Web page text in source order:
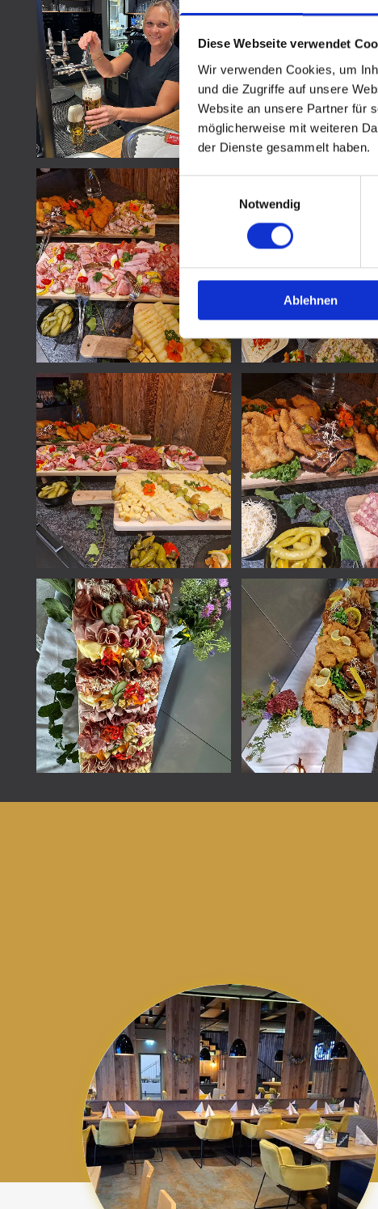
Diese Webseite verwendet
Wir verwenden Cookies, um
und die Zugriffe auf unsere
Website an unsere Partner für
möglicherweise mit weiteren
der Dienste gesammelt haben.
Einwilligungsauswahl
Notwendig
Ablehnen